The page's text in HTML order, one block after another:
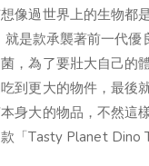
像過世界上的生物都
是款承襲著前一代
，為了要壯大自己的
到更大的物件，最後
身大的物品，不然這
「Tasty Planet Dino